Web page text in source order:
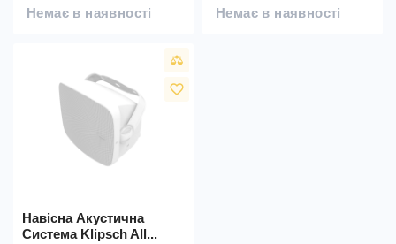
Немає в наявності Немає в наявності
favorite_border
Навісна Акустична
Система Klipsch All...